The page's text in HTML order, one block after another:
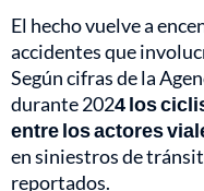
El hecho vuelve a
accidentes que
Según cifras de la
durante 2024 los
entre los actores
en siniestros de
reportados.